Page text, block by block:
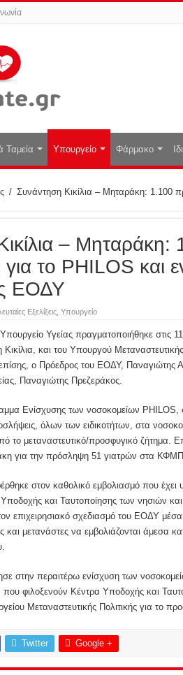
Ταμεία Υπουργείο Φάρμακο
/ Συνάντηση Κικίλια – Μηταράκη: 1.100
– Μηταράκη:
το PHILOS και
ΕΟΔΥ
Εξελίξεις, Υπουργείο
Υγείας πραγματοποιήθηκε στις
και του Υπουργού
ο Πρόεδρος του ΕΟΔΥ, Παναγιώτης
Παναγιώτης Πρεζεράκος.
Ενίσχυσης των νοσοκομείων PHILOS,
όλων των ειδικοτήτων, στα
το μεταναστευτικό/προσφυγικό ζήτημα.
για την πρόσληψη 51 γιατρών στα
στον καθολικό εμβολιασμό που έχει
και Ταυτοποίησης των νησιών
επιχειρησιακό σχεδιασμό του ΕΟΔΥ
και μετανάστες να εμβολιάζονται άμεσα
στην περαιτέρω ενίσχυση των
φιλοξενούν Κέντρα Υποδοχής και
Μεταναστευτικής Πολιτικής για το
Twitter Google +